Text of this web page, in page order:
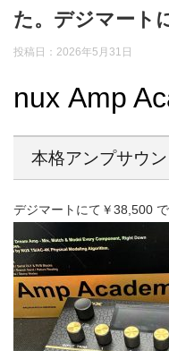
た。デジマート
投稿日：2026年5月31日
nux Amp
本格アンプサウ
デジマートにて￥38,500 で